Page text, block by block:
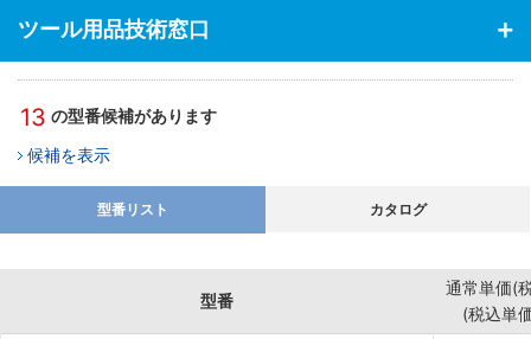
ツール用品技術窓口
13 の型番候補があります
候補を表示
型番リスト カタログ
型番
通常単価(
(税込単